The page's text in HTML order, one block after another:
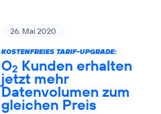
26. Mai 2020
KOSTENFREIES TARIF-UPGRADE:
O2 Kunden erhalten
jetzt mehr
Datenvolumen zum
gleichen Preis